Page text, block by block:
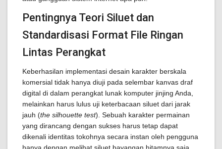
Pentingnya Teori Siluet dan
Standardisasi Format File Ringan
Lintas Perangkat
Keberhasilan implementasi desain karakter berskala
komersial tidak hanya diuji pada selembar kanvas draf
digital di dalam perangkat lunak komputer jinjing Anda,
melainkan harus lulus uji keterbacaan siluet dari jarak
jauh (the silhouette test). Sebuah karakter permainan
yang dirancang dengan sukses harus tetap dapat
dikenali identitas tokohnya secara instan oleh pengguna